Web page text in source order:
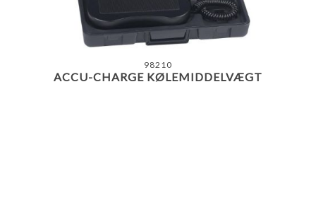
98210
ACCU-CHARGE KØLEMIDDELVÆGT